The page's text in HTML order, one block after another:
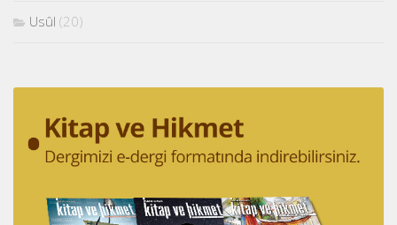
Usûl (20)